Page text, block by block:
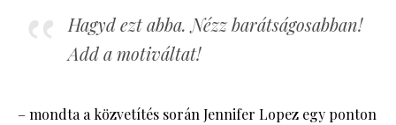
Hagyd ezt abba. Nézz barátságosabban!
Add a motiváltat!
– mondta a közvetítés során Jennifer Lopez egy ponton